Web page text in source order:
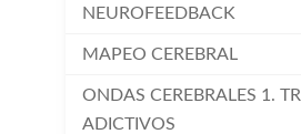
NEUROFEEDBACK
MAPEO CEREBRAL
ONDAS CEREBRALES 1.
ADICTIVOS